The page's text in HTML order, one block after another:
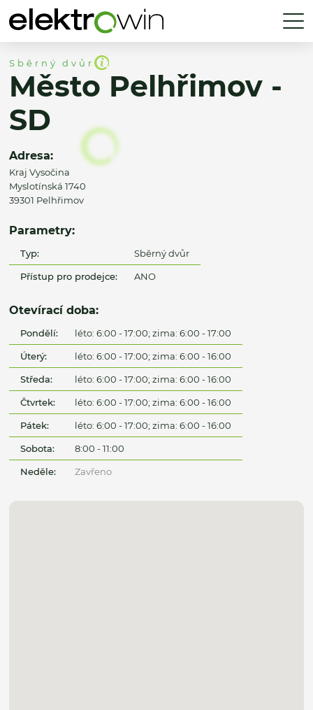
Sběrný dvůr
Město Pelhřimov -
SD
Adresa:
Kraj Vysočina
Myslotínská 1740
39301 Pelhřimov
Parametry:
Typ: Sběrný dvůr
Přístup pro prodejce: ANO
Otevírací doba:
Pondělí: léto: 6:00 - 17:00; zima: 6:00 - 17:00
Úterý: léto: 6:00 - 17:00; zima: 6:00 - 16:00
Středa: léto: 6:00 - 17:00; zima: 6:00 - 16:00
Čtvrtek: léto: 6:00 - 17:00; zima: 6:00 - 16:00
Pátek: léto: 6:00 - 17:00; zima: 6:00 - 16:00
Sobota: 8:00 - 11:00
Neděle: Zavřeno